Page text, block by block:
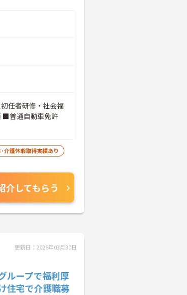
任者研修・社会福
■普通自動車免許
介護休暇取得実績あり
介してもらう
更新日：2026年03月30日
ループで福利厚
住宅で介護職募